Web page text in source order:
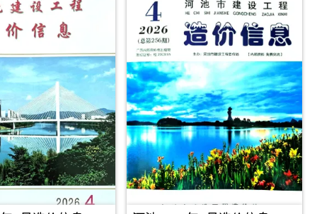
市
建
材
价
格
汇
编，
百
色
市
造
价
信
息
刊
价
信
息
网
发
布，
用
于
柳
州
工
程
投
资
PDF 下载
造
价
信
息
（梧
州
建
设
工
程
造
价
信
息）
PDF 下载